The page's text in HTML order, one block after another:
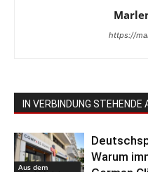
https://
IN VERBINDUNG STEHENDE
Aus dem
Warum